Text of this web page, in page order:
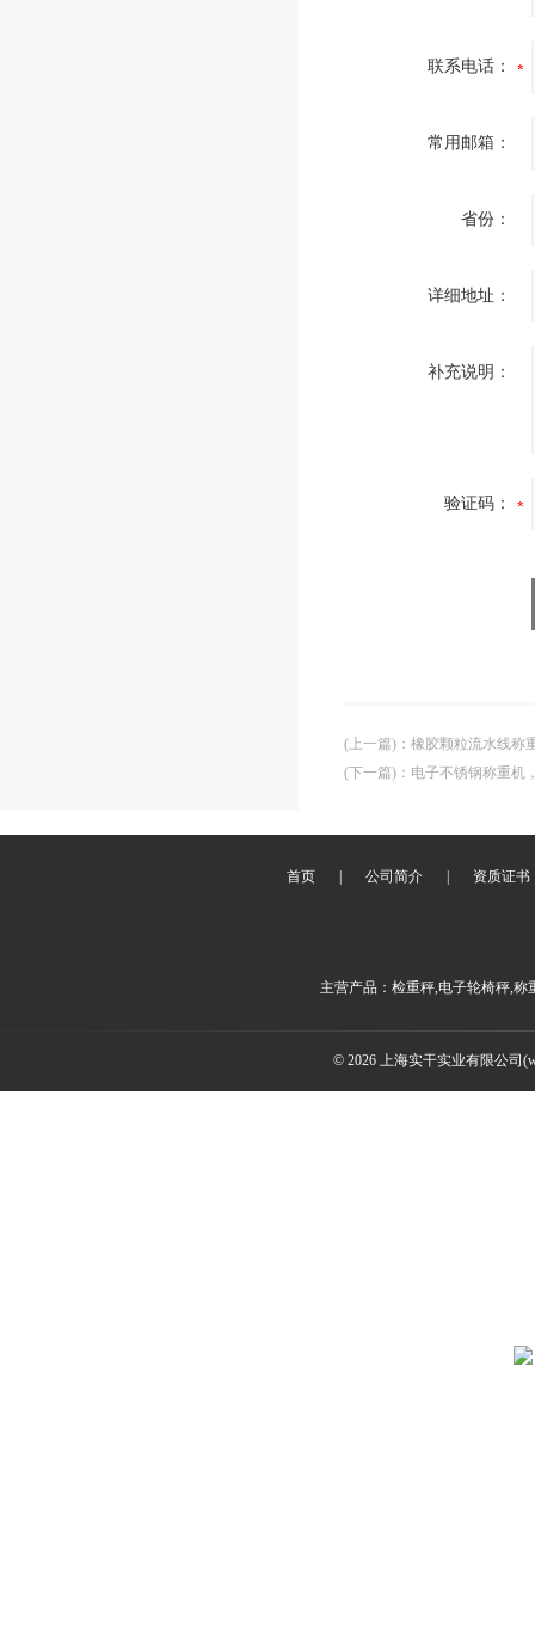
联系电话：
常用邮箱：
省份：
详细地址：
补充说明：
验证码：
(上一篇) ： 橡胶颗粒流水线称
(下一篇) ： 电子不锈钢称重机
首页 公司简介 资质证书
主营产品：检重秤,电子轮椅秤,
© 2026 上海实干实业有限公司